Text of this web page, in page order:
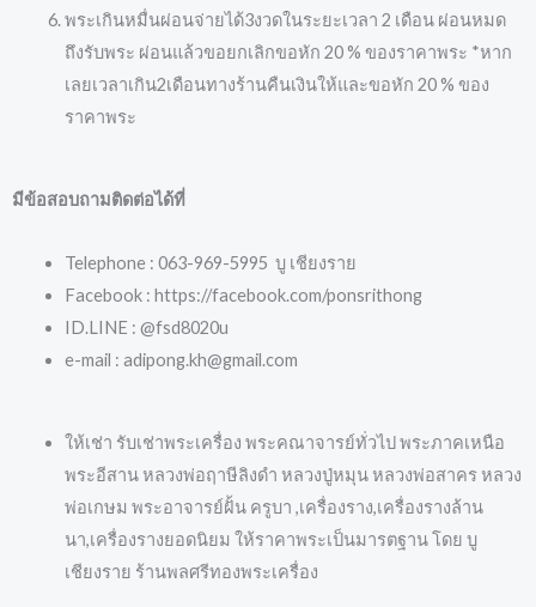
พระเกินหมื่นผ่อนจ่ายได้3งวดในระยะเวลา 2 เดือน ผ่อนหมด
ถึงรับพระ ผ่อนแล้วขอยกเลิกขอหัก 20 % ของราคาพระ *หาก
เลยเวลาเกิน2เดือนทางร้านคืนเงินให้และขอหัก 20 % ของ
ราคาพระ
มีข้อสอบถามติดต่อได้ที่
Telephone : 063-969-5995 บู เชียงราย
Facebook : https://facebook.com/ponsrithong
ID.LINE : @fsd8020u
e-mail : adipong.kh@gmail.com
ให้เช่า รับเช่าพระเครื่อง พระคณาจารย์ทั่วไป พระภาคเหนือ
พระอีสาน หลวงพ่อฤาษีลิงดำ หลวงปู่หมุน หลวงพ่อสาคร หลวง
พ่อเกษม พระอาจารย์ฝั้น ครูบา ,เครื่องราง,เครื่องรางล้าน
นา,เครื่องรางยอดนิยม ให้ราคาพระเป็นมารตฐาน โดย บู
เชียงราย ร้านพลศรีทองพระเครื่อง